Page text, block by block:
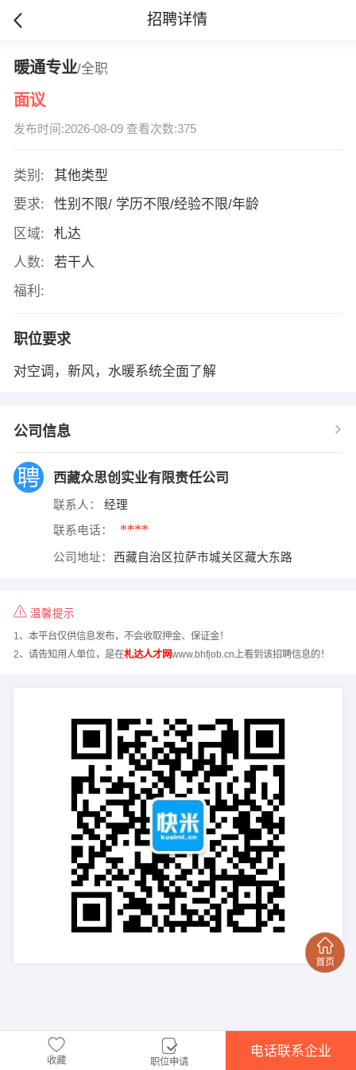
招聘详情
暖通专业/全职
面议
发布时间:2026-08-09 查看次数:375
类别:
其他类型
要求:
性别不限/ 学历不限/经验不限/年龄
区域:
札达
人数:
若干人
福利:
职位要求
对空调，新风，水暖系统全面了解
公司信息
西藏众思创实业有限责任公司
联系人： 经理
联系电话： ****
公司地址： 西藏自治区拉萨市城关区藏大东路
温馨提示
1、本平台仅供信息发布，不会收取押金、保证金！
2、请告知用人单位，是在札达人才网www.bhfjob.cn上看到该招聘信息的！
收藏 职位申请
电话联系企业